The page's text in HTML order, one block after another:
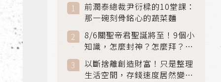
前潤泰總裁尹衍樑的10堂課：
那一碗刻骨銘心的蔬菜麵
8/6關聖帝君聖誕將至！9個小
知識，怎麼封神？怎麼拜？該
拜哪個關帝？
以斷捨離創造財富！只是整理
生活空間，存錢速度居然變快